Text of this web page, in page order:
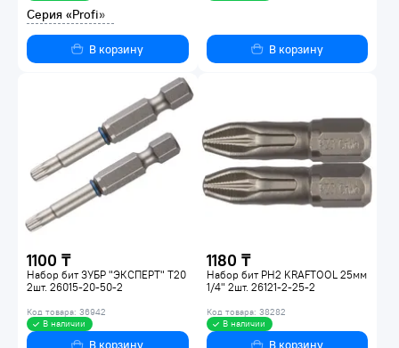
Серия «Profi»
В корзину В корзину
1100 ₸
Набор бит ЗУБР "ЭКСПЕРТ" T20
2шт. 26015-20-50-2
Код товара: 36942
В наличии
В корзину
1180 ₸
Набор бит PH2 KRAFTOOL 25мм
1/4" 2шт. 26121-2-25-2
Код товара: 38282
В наличии
В корзину